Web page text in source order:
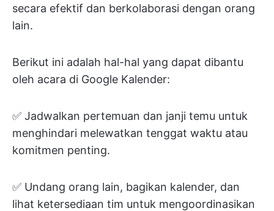
secara efektif dan berkolaborasi dengan orang
lain.
Berikut ini adalah hal-hal yang dapat dibantu
oleh acara di Google Kalender:
✅ Jadwalkan pertemuan dan janji temu untuk
menghindari melewatkan tenggat waktu atau
komitmen penting.
✅ Undang orang lain, bagikan kalender, dan
lihat ketersediaan tim untuk mengoordinasikan